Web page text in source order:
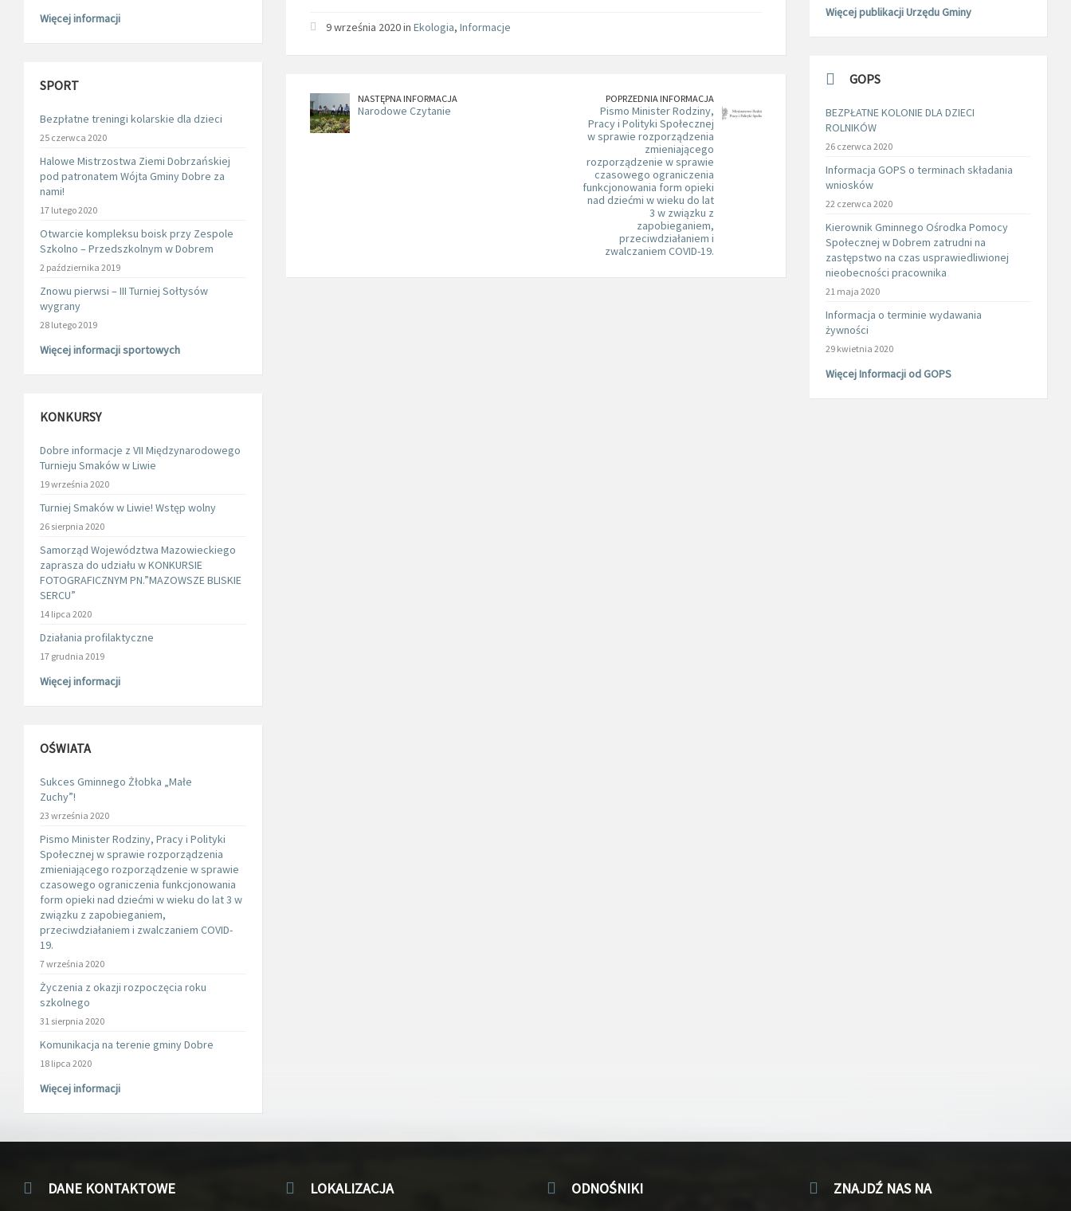
9 września 2020 in Ekologia, Informacje
NASTĘPNA INFORMACJA
Narodowe Czytanie
POPRZEDNIA INFORMACJA
Pismo Minister Rodziny,
Pracy i Polityki Społecznej
w sprawie rozporządzenia
zmieniającego
rozporządzenie w sprawie
czasowego ograniczenia
funkcjonowania form opieki
nad dziećmi w wieku do lat
3 w związku z
zapobieganiem,
przeciwdziałaniem i
zwalczaniem COVID-19.
Więcej informacji
SPORT
Bezpłatne treningi kolarskie dla dzieci
25 czerwca 2020
Halowe Mistrzostwa Ziemi Dobrzańskiej
pod patronatem Wójta Gminy Dobre za
nami!
17 lutego 2020
Otwarcie kompleksu boisk przy Zespole
Szkolno – Przedszkolnym w Dobrem
2 października 2019
Znowu pierwsi – III Turniej Sołtysów
wygrany
28 lutego 2019
Więcej informacji sportowych
KONKURSY
Dobre informacje z VII Międzynarodowego
Turnieju Smaków w Liwie
19 września 2020
Turniej Smaków w Liwie! Wstęp wolny
26 sierpnia 2020
Samorząd Województwa Mazowieckiego
zaprasza do udziału w KONKURSIE
FOTOGRAFICZNYM PN.”MAZOWSZE BLISKIE
SERCU”
14 lipca 2020
Działania profilaktyczne
17 grudnia 2019
Więcej informacji
OŚWIATA
Sukces Gminnego Żłobka „Małe
Zuchy”!
23 września 2020
Pismo Minister Rodziny, Pracy i Polityki
Społecznej w sprawie rozporządzenia
zmieniającego rozporządzenie w sprawie
czasowego ograniczenia funkcjonowania
form opieki nad dziećmi w wieku do lat 3 w
związku z zapobieganiem,
przeciwdziałaniem i zwalczaniem COVID-
19.
7 września 2020
Życzenia z okazji rozpoczęcia roku
szkolnego
31 sierpnia 2020
Komunikacja na terenie gminy Dobre
18 lipca 2020
Więcej informacji
Więcej publikacji Urzędu Gminy
GOPS
BEZPŁATNE KOLONIE DLA DZIECI
ROLNIKÓW
26 czerwca 2020
Informacja GOPS o terminach składania
wniosków
22 czerwca 2020
Kierownik Gminnego Ośrodka Pomocy
Społecznej w Dobrem zatrudni na
zastępstwo na czas usprawiedliwionej
nieobecności pracownika
21 maja 2020
Informacja o terminie wydawania
żywności
29 kwietnia 2020
Więcej Informacji od GOPS
DANE KONTAKTOWE LOKALIZACJA ODNOŚNIKI ZNAJDŹ NAS NA